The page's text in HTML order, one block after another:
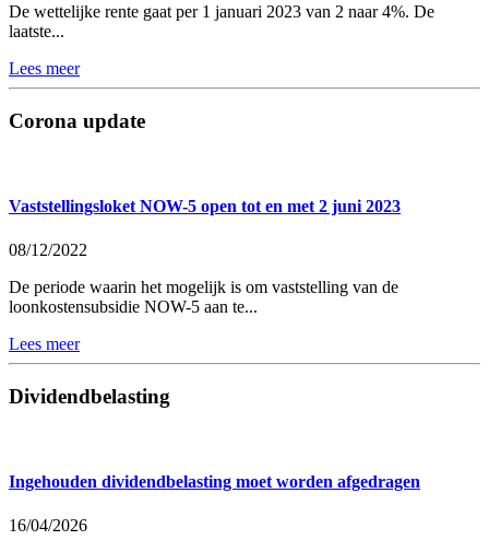
De wettelijke rente gaat per 1 januari 2023 van 2 naar 4%. De
laatste...
Lees meer
Corona update
Vaststellingsloket NOW-5 open tot en met 2 juni 2023
08/12/2022
De periode waarin het mogelijk is om vaststelling van de
loonkostensubsidie NOW-5 aan te...
Lees meer
Dividendbelasting
Ingehouden dividendbelasting moet worden afgedragen
16/04/2026